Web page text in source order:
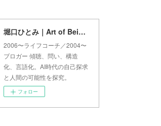
堀口ひとみ｜Art of Being Lab
2006〜ライフコーチ／2004〜
ブロガー 傾聴、問い、構造
化、言語化。AI時代の自己探求
と人間の可能性を探究。
フォロー